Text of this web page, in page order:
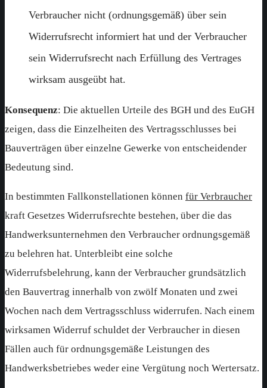
Verbraucher nicht (ordnungsgemäß) über sein
Widerrufsrecht informiert hat und der Verbraucher
sein Widerrufsrecht nach Erfüllung des Vertrages
wirksam ausgeübt hat.
Konsequenz: Die aktuellen Urteile des BGH und des EuGH
zeigen, dass die Einzelheiten des Vertragsschlusses bei
Bauverträgen über einzelne Gewerke von entscheidender
Bedeutung sind.
In bestimmten Fallkonstellationen können für Verbraucher
kraft Gesetzes Widerrufsrechte bestehen, über die das
Handwerksunternehmen den Verbraucher ordnungsgemäß
zu belehren hat. Unterbleibt eine solche
Widerrufsbelehrung, kann der Verbraucher grundsätzlich
den Bauvertrag innerhalb von zwölf Monaten und zwei
Wochen nach dem Vertragsschluss widerrufen. Nach einem
wirksamen Widerruf schuldet der Verbraucher in diesen
Fällen auch für ordnungsgemäße Leistungen des
Handwerksbetriebes weder eine Vergütung noch Wertersatz.